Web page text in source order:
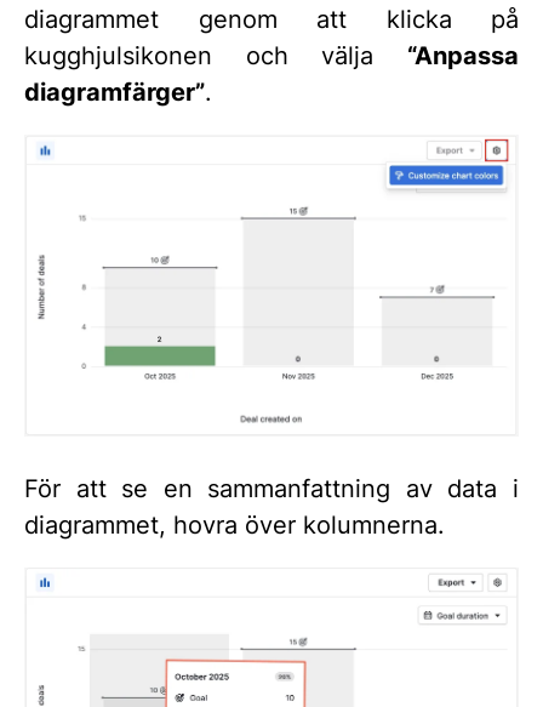
diagrammet genom att klicka på
kugghjulsikonen och välja “Anpassa
diagramfärger”.
För att se en sammanfattning av data i
diagrammet, hovra över kolumnerna.